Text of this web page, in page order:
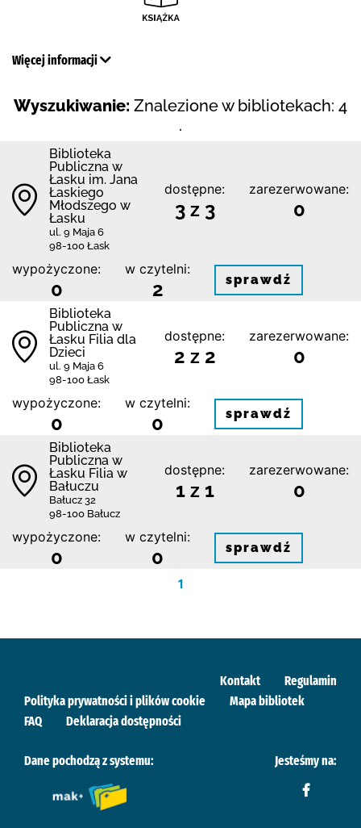
Więcej informacji
Wyszukiwanie: Znalezione w bibliotekach: 4
.
Biblioteka
Publiczna w
Łasku im. Jana
Łaskiego
Młodszego w
Łasku
ul. 9 Maja 6
98-100 Łask
dostępne:
3 z 3
zarezerwowane:
0
wypożyczone:
0
w czytelni:
2 sprawdź
Biblioteka
Publiczna w
Łasku Filia dla
Dzieci
ul. 9 Maja 6
98-100 Łask
dostępne:
2 z 2
zarezerwowane:
0
wypożyczone:
0
w czytelni:
0 sprawdź
Biblioteka
Publiczna w
Łasku Filia w
Bałuczu
Bałucz 32
98-100 Bałucz
dostępne:
1 z 1
zarezerwowane:
0
wypożyczone:
0
w czytelni:
0 sprawdź
1
Kontakt
Regulamin
Polityka prywatności i plików cookie
Mapa bibliotek
FAQ
Deklaracja dostępności
Dane pochodzą z systemu: Jesteśmy na: